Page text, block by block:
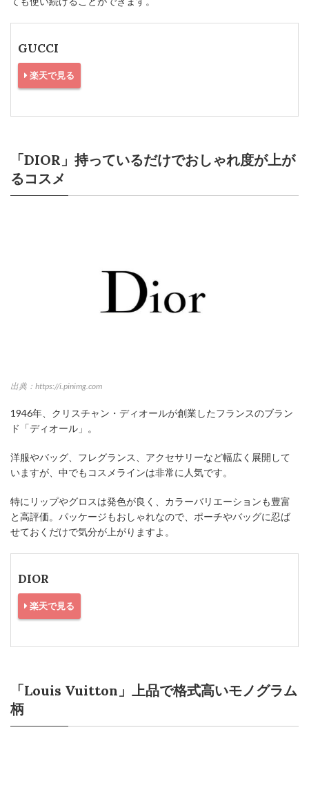
GUCCI
楽天で見る
「DIOR」持っているだけでおしゃれ度が上が
るコスメ
出典：https://i.pinimg.com
1946年、クリスチャン・ディオールが創業したフランスのブラン
ド「ディオール」。
洋服やバッグ、フレグランス、アクセサリーなど幅広く展開して
いますが、中でもコスメラインは非常に人気です。
特にリップやグロスは発色が良く、カラーバリエーションも豊富
と高評価。パッケージもおしゃれなので、ポーチやバッグに忍ば
せておくだけで気分が上がりますよ。
DIOR
楽天で見る
「Louis Vuitton」上品で格式高いモノグラム
柄